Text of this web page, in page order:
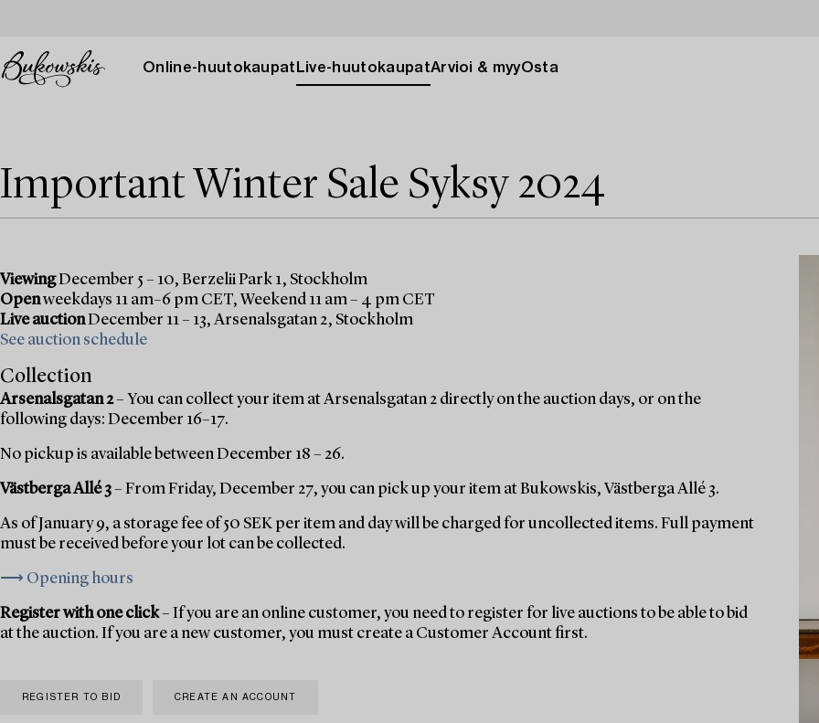
Online-huutokaupat Live-huutokaupatArvioi & myyOsta
Important Winter Sale Syksy 2024
ViewingDecember 5 – 10, Berzelii Park 1, Stockholm
Openweekdays 11 am–6 pm CET, Weekend 11 am – 4 pm CET
Live auctionDecember 11 – 13, Arsenalsgatan 2, Stockholm
See auction schedule
Collection
Arsenalsgatan 2– You can collect your item at Arsenalsgatan 2 directly on the auction days, or on the
following days: December 16–17.
No pickup is available between December 18 – 26.
Västberga Allé 3– From Friday, December 27, you can pick up your item at Bukowskis, Västberga Allé 3.
As of January 9, a storage fee of 50 SEK per item and day will be charged for uncollected items. Full payment
must be received before your lot can be collected.
⟶ Opening hours
Register with one click– If you are an online customer, you need to register for live auctions to be able to bid
at the auction. If you are a new customer, you must create a Customer Account first.
REGISTER TO BID CREATE AN ACCOUNT